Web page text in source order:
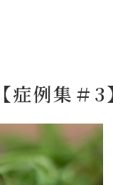
例集＃3